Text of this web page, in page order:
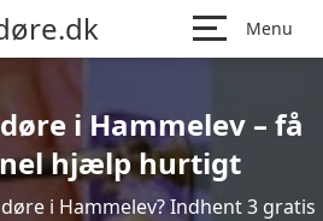
Menu
i Hammelev – få
hjælp hurtigt
i Hammelev? Indhent 3 gratis